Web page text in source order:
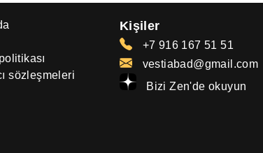
sözleşmeleri
Kişiler
+7 916 167 51 51
vestiabad@gmail.com
Bizi Zen'de okuyun